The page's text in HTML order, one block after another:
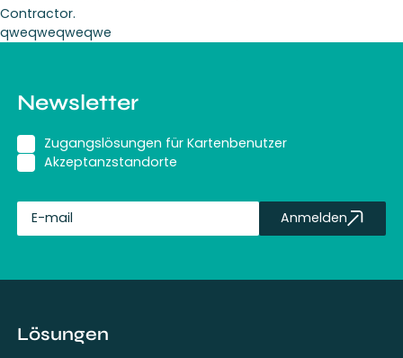
Contractor.
qweqweqweqwe
Newsletter
Zugangslösungen für Kartenbenutzer
Akzeptanzstandorte
Anmelden
Lösungen